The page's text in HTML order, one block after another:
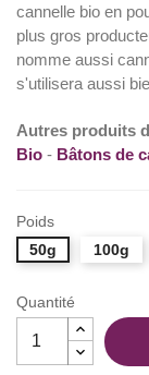
cannelle bio en
plus gros
nomme aussi
s'utilisera aussi
Autres produits
Bio - Bâtons de
Poids
50g
100g
Quantité